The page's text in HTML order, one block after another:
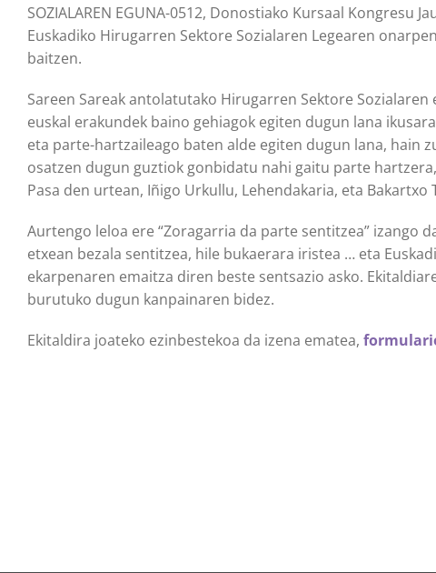
SOZIALAREN EGUNA-0512, Donostiako Kursaal
Euskadiko Hirugarren Sektore Sozialaren Legearen
baitzen.
Sareen Sareak antolatutako Hirugarren Sektore
euskal erakundek baino gehiagok egiten dugun lana
eta parte-hartzaileago baten alde egiten dugun lana, hain
osatzen dugun guztiok gonbidatu nahi gaitu parte
Pasa den urtean, Iñigo Urkullu, Lehendakaria, eta
Aurtengo leloa ere “Zoragarria da parte sentitzea” izango
etxean bezala sentitzea, hile bukaerara iristea … eta
ekarpenaren emaitza diren beste sentsazio asko.
burutuko dugun kanpainaren bidez.
Ekitaldira joateko ezinbestekoa da izena ematea,